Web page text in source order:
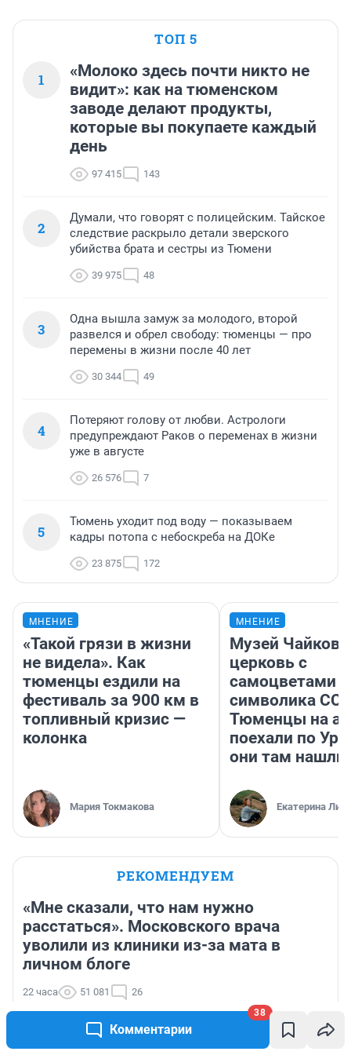
Комментарии
38
жилья по беспредела и в сговоре с администрацией
города просто обокрали. За те деньги что выплатил
НЕВОЗМОЖНО. КРТ это узаконенный грабеж
населения.
ТОП 5
1
«Молоко здесь почти никто не
видит»: как на тюменском
заводе делают продукты,
которые вы покупаете каждый
день
97 415 143
2
Думали, что говорят с полицейским. Тайское
следствие раскрыло детали зверского
убийства брата и сестры из Тюмени
39 975 48
3
Одна вышла замуж за молодого, второй
развелся и обрел свободу: тюменцы — про
перемены в жизни после 40 лет
30 344 49
4
Потеряют голову от любви. Астрологи
предупреждают Раков о переменах в жизни
уже в августе
26 576 7
5
Тюмень уходит под воду — показываем
кадры потопа с небоскреба на ДОКе
23 875 172
МНЕНИЕ
«Такой грязи в жизни
не видела». Как
тюменцы ездили на
фестиваль за 900 км в
топливный кризис —
колонка
Мария Токмакова
МНЕНИЕ
Музей
церковь с
самоцветами
символика
Тюменцы на
поехали по
они там нашли
Екатерина
РЕКОМЕНДУЕМ
«Мне сказали, что нам нужно
расстаться». Московского врача
уволили из клиники из-за мата в
личном блоге
22 часа 51 081 26
«Плохо, как никогда до этого»: таролог о судьбе
Кузбасса и его жителей в августе